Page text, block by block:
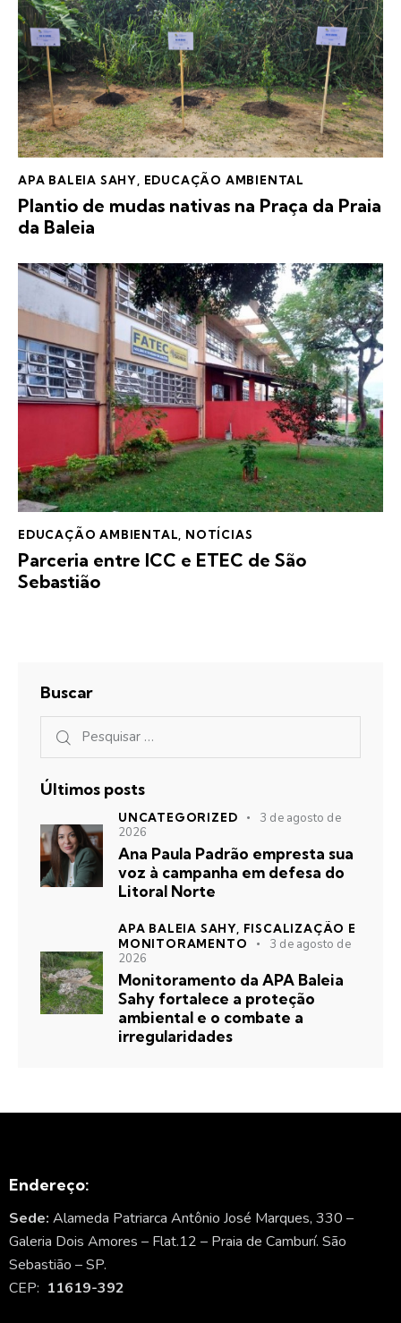
APA BALEIA SAHY EDUCAÇÃO AMBIENTAL
Plantio de mudas nativas na Praça da Praia
da Baleia
EDUCAÇÃO AMBIENTAL NOTÍCIAS
Parceria entre ICC e ETEC de São
Sebastião
Buscar
Últimos posts
UNCATEGORIZED
3 de agosto de
2026
Ana Paula Padrão empresta sua
voz à campanha em defesa do
Litoral Norte
APA BALEIA SAHY, FISCALIZAÇÃO E
MONITORAMENTO
3 de agosto de
2026
Monitoramento da APA Baleia
Sahy fortalece a proteção
ambiental e o combate a
irregularidades
Endereço:
Sede: Alameda Patriarca Antônio José Marques, 330 –
Galeria Dois Amores – Flat.12 – Praia de Camburí. São
Sebastião – SP.
CEP: 11619-392